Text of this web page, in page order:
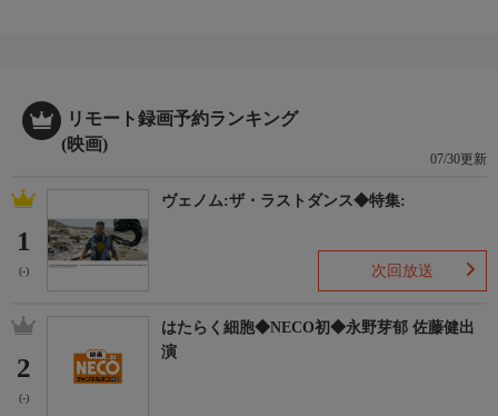
リモート録画予約ランキング
(映画)
07/30更新
1
(-)
ヴェノム:ザ・ラストダンス◆特集:
次回放送
2
(-)
はたらく細胞◆NECO初◆永野芽郁 佐藤健出
演